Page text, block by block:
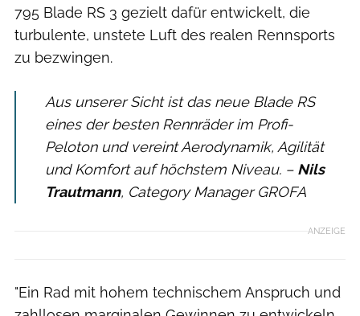
795 Blade RS 3 gezielt dafür entwickelt, die
turbulente, unstete Luft des realen Rennsports
zu bezwingen.
Aus unserer Sicht ist das neue Blade RS
eines der besten Rennräder im Profi-
Peloton und vereint Aerodynamik, Agilität
und Komfort auf höchstem Niveau. – Nils
Trautmann, Category Manager GROFA
ANZEIGE
"Ein Rad mit hohem technischem Anspruch und